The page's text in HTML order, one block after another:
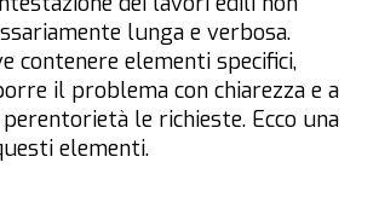
lunga e verbosa.
contenere elementi specifici,
il problema con chiarezza e a
le richieste. Ecco una
elementi.